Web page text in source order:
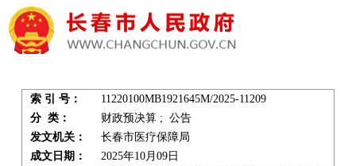
索 引 号：
11220100MB1921645M/2025-11209
分 类：
财政预决算 ; 公告
发文机关：
长春市医疗保障局
成文日期：
2025年10月09日